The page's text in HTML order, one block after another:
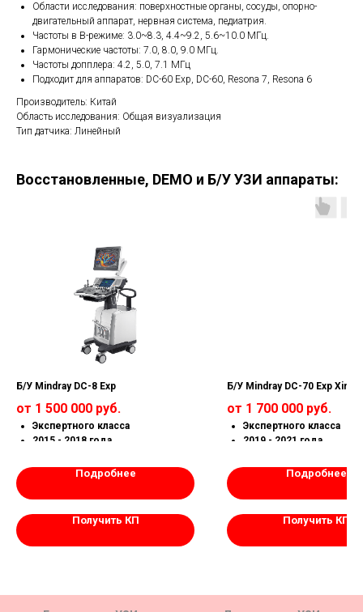
Области исследования: поверхностные органы, сосуды, опорно-
двигательный аппарат, нервная система, педиатрия.
Частоты в B-режиме: 3.0~8.3, 4.4~9.2, 5.6~10.0 МГц.
Гармонические частоты: 7.0, 8.0, 9.0 МГц.
Частоты допплера: 4.2, 5.0, 7.1 МГц
Подходит для аппаратов: DC-60 Exp, DC-60, Resona 7, Resona 6
Производитель: Китай
Область исследования: Общая визуализация
Тип датчика: Линейный
Восстановленные, DEMO и Б/У УЗИ аппараты:
Б/У Mindray DC-8 Exp
от 1 500 000 руб.
Экспертного класса
2015 - 2018 года
Все функции открыты
Подробнее
Получить КП
Б/У Mindray DC-70 Exp
от 1 700 000 руб.
Экспертного класса
2019 - 2021 года
Все функции открыты
Подробнее
Получить КП